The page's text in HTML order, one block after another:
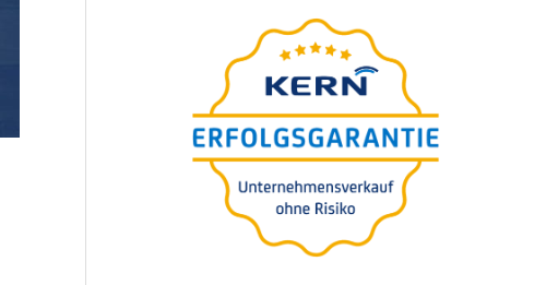
GRATIS Webinar
präsentiert von Nils
Koerber
Unternehmens-
kauf (M&A) -
Selbständigkeit